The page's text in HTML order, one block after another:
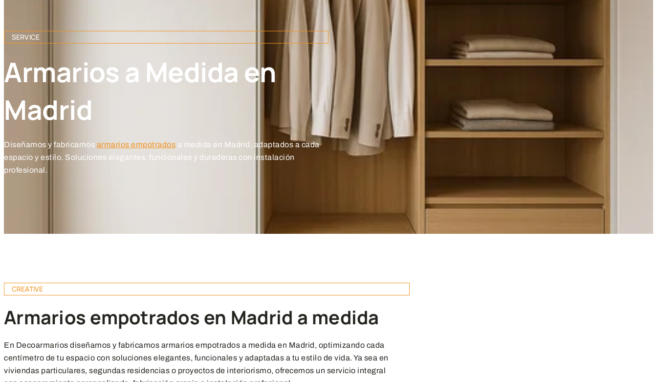
SERVICE
Armarios a Medida en
Madrid
Diseñamos y fabricamos armarios empotrados a medida en Madrid, adaptados a cada
espacio y estilo. Soluciones elegantes, funcionales y duraderas con instalación
profesional.
CREATIVE
Armarios empotrados en Madrid a medida
En Decoarmarios diseñamos y fabricamos armarios empotrados a medida en Madrid, optimizando cada
centímetro de tu espacio con soluciones elegantes, funcionales y adaptadas a tu estilo de vida. Ya sea en
viviendas particulares, segundas residencias o proyectos de interiorismo, ofrecemos un servicio integral